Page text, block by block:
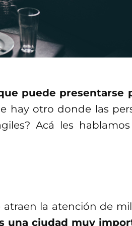
puede presentarse
hay otro donde las
Acá les
la atención de
una ciudad muy